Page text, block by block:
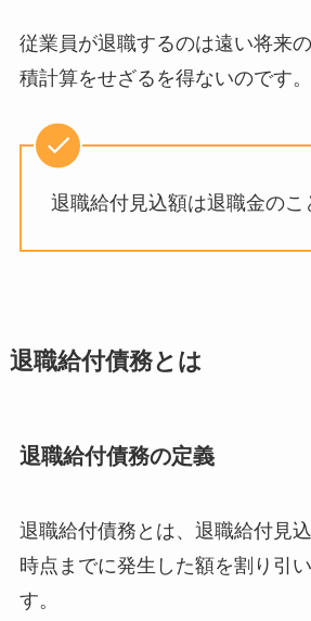
従業員が退職するのは遠い将来
積計算をせざるを得ないのです。
退職給付見込額は退職金のこ
退職給付債務とは
退職給付債務の定義
退職給付債務とは、 退職給付見
時点までに発生した額を割り引
す。